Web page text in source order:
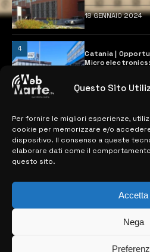
Questo Sito
Per fornire le migliori esperienze,
cookie per memorizzare e/o
dispositivo. Il consenso a queste
elaborare dati come il
questo sito.
Accetta
Nega
18 GENNAIO 2024
4
Catania |
28 MARZO 2024
MAPPA DEL SITO
> NOTIZIE
> EDIZIONI LOCALI